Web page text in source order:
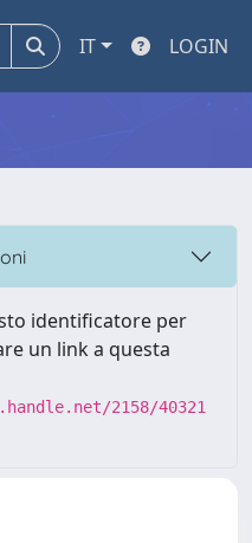
IT LOGIN
identificatore per
un link a questa
2158/40321